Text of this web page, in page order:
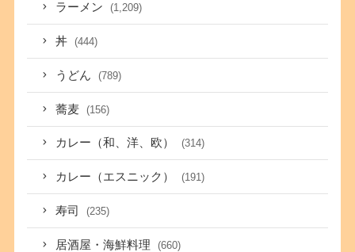
ラーメン (1,209)
丼 (444)
うどん (789)
蕎麦 (156)
カレー（和、洋、欧） (314)
カレー（エスニック） (191)
寿司 (235)
居酒屋・海鮮料理 (660)